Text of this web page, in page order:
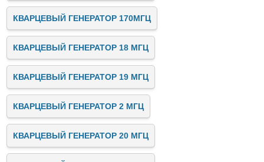
КВАРЦЕВЫЙ ГЕНЕРАТОР 170МГЦ
КВАРЦЕВЫЙ ГЕНЕРАТОР 18 МГЦ
КВАРЦЕВЫЙ ГЕНЕРАТОР 19 МГЦ
КВАРЦЕВЫЙ ГЕНЕРАТОР 2 МГЦ
КВАРЦЕВЫЙ ГЕНЕРАТОР 20 МГЦ